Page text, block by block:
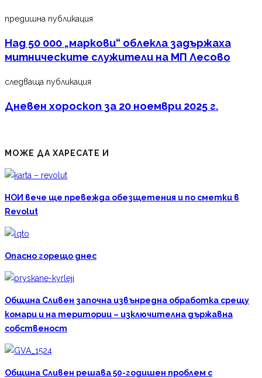
предишна публикация
Над 50 000 „маркови“ облекла задържаха
митническите служители на МП Лесово
следваща публикация
Дневен хороскоп за 20 ноември 2025 г.
МОЖЕ ДА ХАРЕСАТЕ И
НОИ вече ще превежда обезщетения и по сметки в
Revolut
Опасно горещо днес
Община Сливен започна извънредна обработка срещу
комари и на територии – изключителна държавна
собственост
Община Сливен решава 50-годишен проблем с